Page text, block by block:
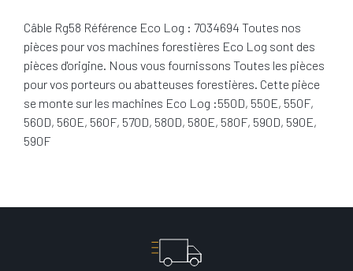
Câble Rg58 Référence Eco Log : 7034694 Toutes nos
pièces pour vos machines forestières Eco Log sont des
pièces d'origine. Nous vous fournissons Toutes les pièces
pour vos porteurs ou abatteuses forestières. Cette pièce
se monte sur les machines Eco Log :550D, 550E, 550F,
560D, 560E, 560F, 570D, 580D, 580E, 580F, 590D, 590E,
590F